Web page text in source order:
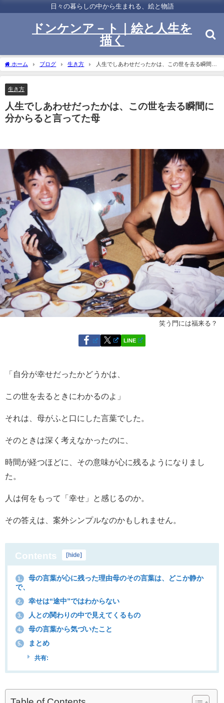
日々の暮らしの中から生まれる、絵と物語
ドンケンア－ト｜絵と人生を
描く
ホーム ブログ 生き方
人生でしあわせだったかは、この世を去る瞬間に
分からると言ってた母
生き方
人生でしあわせだったかは、この世を去る瞬間に
分からると言ってた母
笑う門には福来る？
LINE
「自分が幸せだったかどうかは、
この世を去るときにわかるのよ」
それは、母がふと口にした言葉でした。
そのときは深く考えなかったのに、
時間が経つほどに、その意味が心に残るようになりまし
た。
人は何をもって「幸せ」と感じるのか。
その答えは、案外シンプルなのかもしれません。
Contents [hide]
1.
母の言葉が心に残った理由母のその言葉は、どこか静か
で、
2. 幸せは“途中”ではわからない
3. 人との関わりの中で見えてくるもの
4. 母の言葉から気づいたこと
5. まとめ
共有: